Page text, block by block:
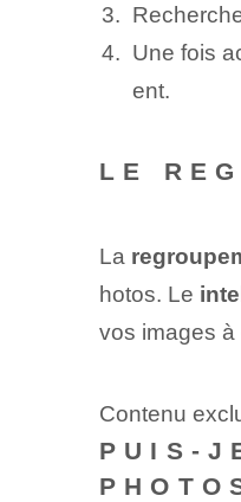
Une fois
ent.
LE
La
hotos. ⁣Le
vos‌ images
Contenu
PUIS-